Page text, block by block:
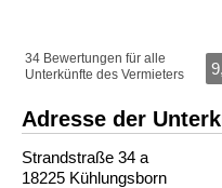
34 Bewertungen für alle
Unterkünfte des Vermieters
Adresse der
Strandstraße 34 a
18225 Kühlungsborn